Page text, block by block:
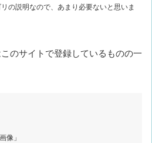
の説明なので、あまり必要ないと思いま
サイトで登録しているものの一
像」